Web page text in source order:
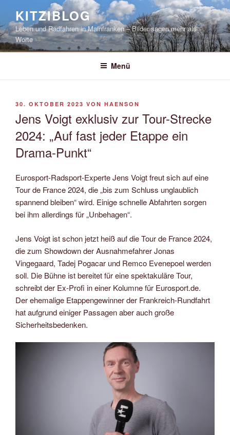
springen
KITZIBLOG
Leben und Radfahren in Mainfranken – Bilder sagen mehr als
Worte
Menü
VERÖFFENTLICHT
30. OKTOBER 2023 VON HAENSON
Jens Voigt exklusiv zur Tour-Strecke
2024: „Auf fast jeder Etappe ein
Drama-Punkt“
Eurosport-Radsport-Experte Jens Voigt freut sich auf eine
Tour de France 2024, die „bis zum Schluss unglaublich
spannend bleiben“ wird. Einige schnelle Abfahrten sorgen
bei ihm allerdings für „Unbehagen“.
Jens Voigt ist schon jetzt heiß auf die Tour de France 2024,
die zum Showdown der Ausnahmefahrer Jonas
Vingegaard, Tadej Pogacar und Remco Evenepoel werden
soll. Die Bühne ist bereitet für eine spektakuläre Tour,
schreibt der Ex-Profi in einer Kolumne für Eurosport.de.
Der ehemalige Etappengewinner der Frankreich-Rundfahrt
hat aufgrund einiger Passagen aber auch große
Sicherheitsbedenken.